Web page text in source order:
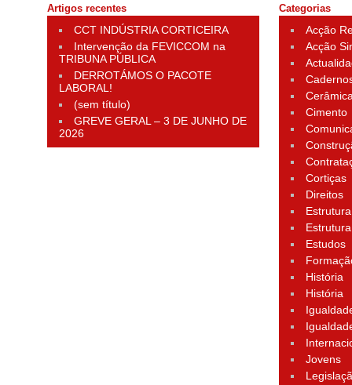
Artigos recentes
CCT INDÚSTRIA CORTICEIRA
Intervenção da FEVICCOM na
TRIBUNA PÚBLICA
DERROTÁMOS O PACOTE
LABORAL!
(sem título)
GREVE GERAL – 3 DE JUNHO DE
2026
Categorias
Acção
Acção
Cimento
Cortiças
Direitos
Estudos
História
História
Jovens